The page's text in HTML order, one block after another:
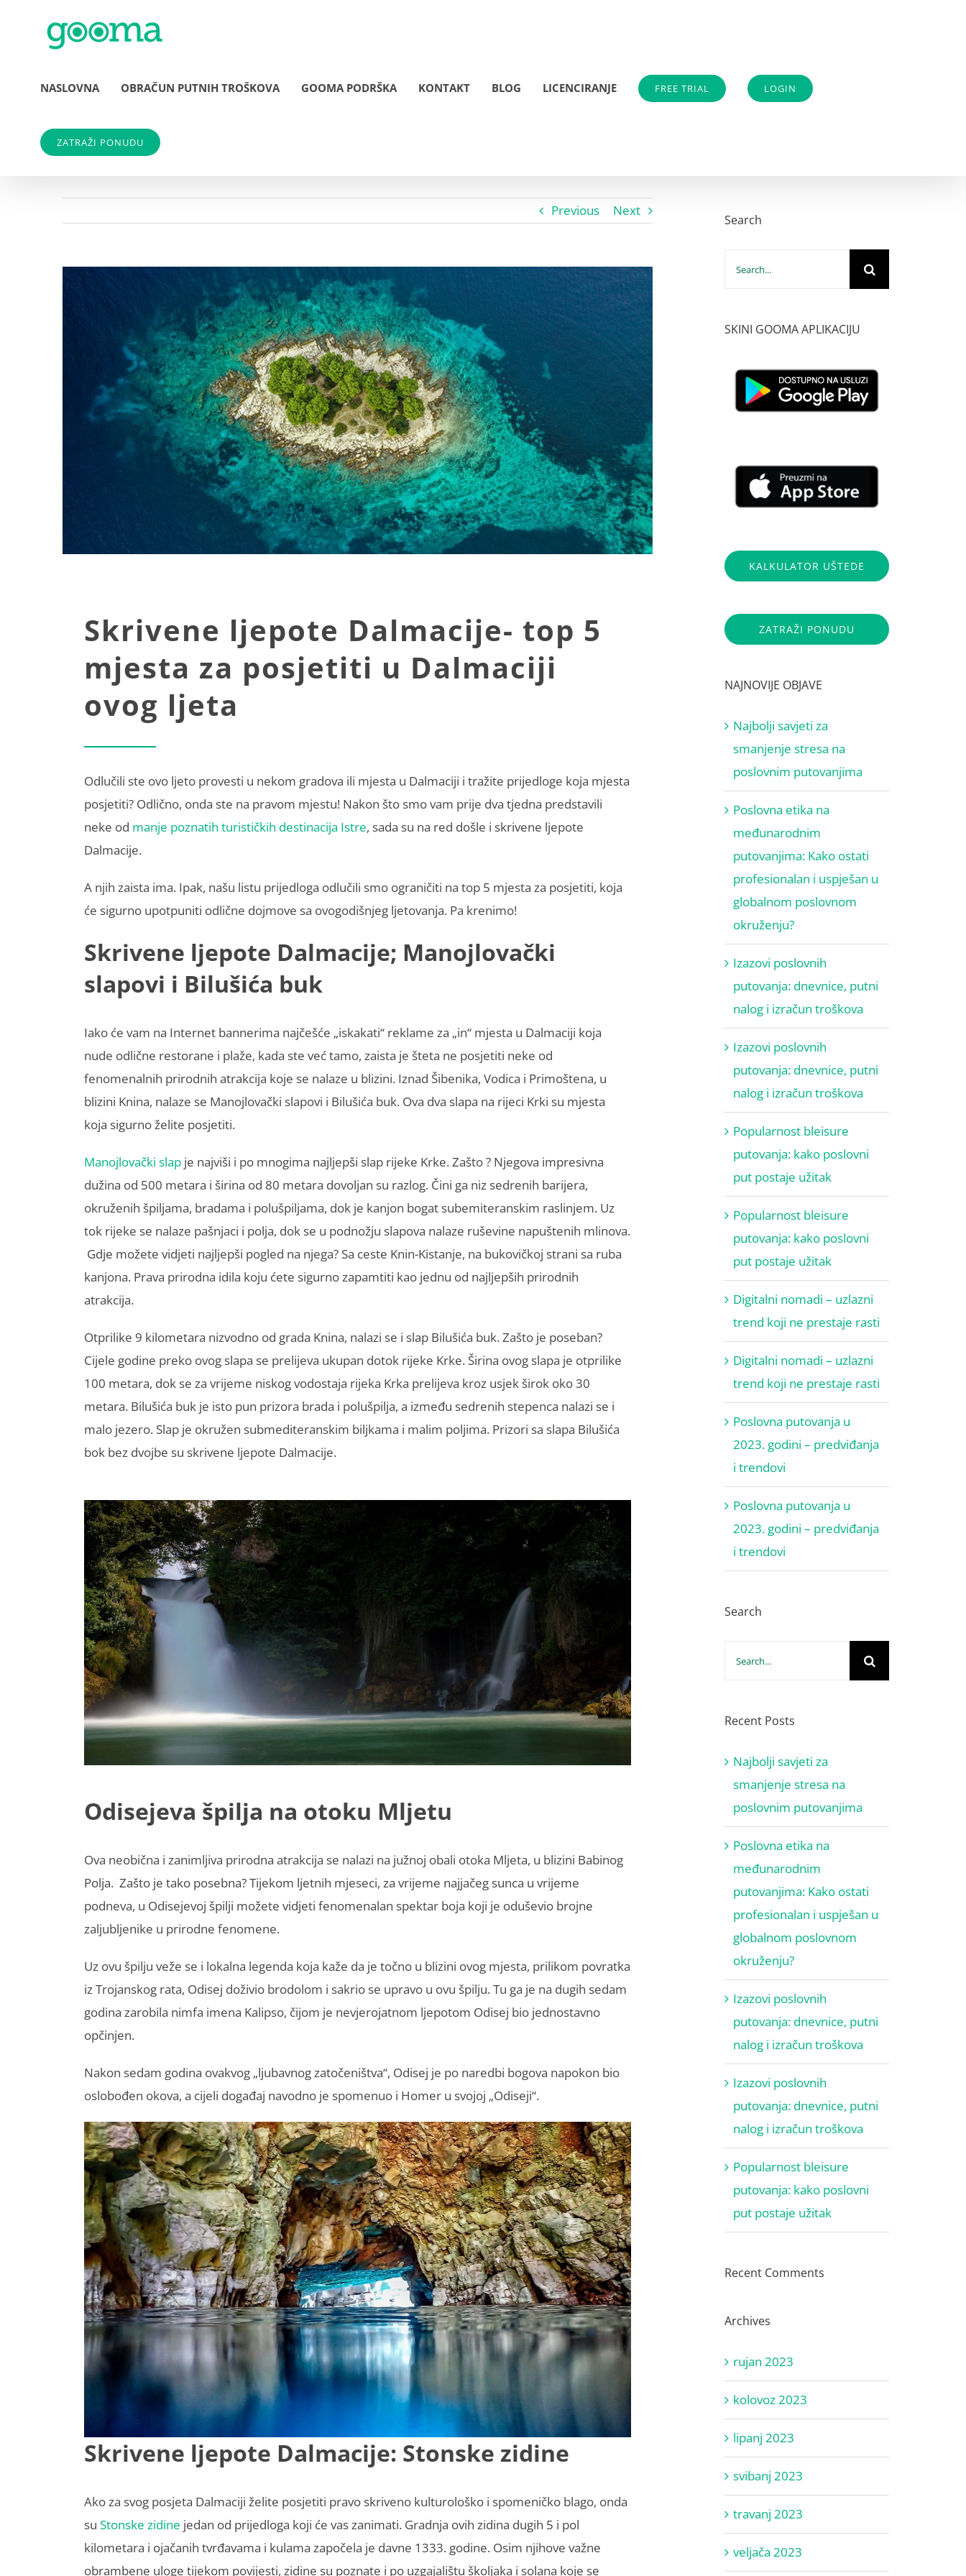
NASLOVNA OBRAČUN PUTNIH TROŠKOVA GOOMA PODRŠKA KONTAKT BLOG LICENCIRANJE FREE TRIAL LOGIN
ZATRAŽI PONUDU
Previous Next
Skrivene ljepote Dalmacije- top 5
mjesta za posjetiti u Dalmaciji
ovog ljeta
Odlučili ste ovo ljeto provesti u nekom gradova ili mjesta u Dalmaciji i tražite prijedloge koja mjesta
posjetiti? Odlično, onda ste na pravom mjestu! Nakon što smo vam prije dva tjedna predstavili
neke od manje poznatih turističkih destinacija Istre, sada su na red došle i skrivene ljepote
Dalmacije.
A njih zaista ima. Ipak, našu listu prijedloga odlučili smo ograničiti na top 5 mjesta za posjetiti, koja
će sigurno upotpuniti odlične dojmove sa ovogodišnjeg ljetovanja. Pa krenimo!
Skrivene ljepote Dalmacije; Manojlovački
slapovi i Bilušića buk
Iako će vam na Internet bannerima najčešće „iskakati“ reklame za „in“ mjesta u Dalmaciji koja
nude odlične restorane i plaže, kada ste već tamo, zaista je šteta ne posjetiti neke od
fenomenalnih prirodnih atrakcija koje se nalaze u blizini. Iznad Šibenika, Vodica i Primoštena, u
blizini Knina, nalaze se Manojlovački slapovi i Bilušića buk. Ova dva slapa na rijeci Krki su mjesta
koja sigurno želite posjetiti.
Manojlovački slap je najviši i po mnogima najljepši slap rijeke Krke. Zašto ? Njegova impresivna
dužina od 500 metara i širina od 80 metara dovoljan su razlog. Čini ga niz sedrenih barijera,
okruženih špiljama, bradama i polušpiljama, dok je kanjon bogat subemiteranskim raslinjem. Uz
tok rijeke se nalaze pašnjaci i polja, dok se u podnožju slapova nalaze ruševine napuštenih mlinova.
Gdje možete vidjeti najljepši pogled na njega? Sa ceste Knin-Kistanje, na bukovičkoj strani sa ruba
kanjona. Prava prirodna idila koju ćete sigurno zapamtiti kao jednu od najljepših prirodnih
atrakcija.
Otprilike 9 kilometara nizvodno od grada Knina, nalazi se i slap Bilušića buk. Zašto je poseban?
Cijele godine preko ovog slapa se prelijeva ukupan dotok rijeke Krke. Širina ovog slapa je otprilike
100 metara, dok se za vrijeme niskog vodostaja rijeka Krka prelijeva kroz usjek širok oko 30
metara. Bilušića buk je isto pun prizora brada i polušpilja, a između sedrenih stepenca nalazi se i
malo jezero. Slap je okružen submediteranskim biljkama i malim poljima. Prizori sa slapa Bilušića
bok bez dvojbe su skrivene ljepote Dalmacije.
Odisejeva špilja na otoku Mljetu
Ova neobična i zanimljiva prirodna atrakcija se nalazi na južnoj obali otoka Mljeta, u blizini Babinog
Polja. Zašto je tako posebna? Tijekom ljetnih mjeseci, za vrijeme najjačeg sunca u vrijeme
podneva, u Odisejevoj špilji možete vidjeti fenomenalan spektar boja koji je oduševio brojne
zaljubljenike u prirodne fenomene.
Uz ovu špilju veže se i lokalna legenda koja kaže da je točno u blizini ovog mjesta, prilikom povratka
iz Trojanskog rata, Odisej doživio brodolom i sakrio se upravo u ovu špilju. Tu ga je na dugih sedam
godina zarobila nimfa imena Kalipso, čijom je nevjerojatnom ljepotom Odisej bio jednostavno
opčinjen.
Nakon sedam godina ovakvog „ljubavnog zatočeništva“, Odisej je po naredbi bogova napokon bio
oslobođen okova, a cijeli događaj navodno je spomenuo i Homer u svojoj „Odiseji“.
Skrivene ljepote Dalmacije: Stonske zidine
Ako za svog posjeta Dalmaciji želite posjetiti pravo skriveno kulturološko i spomeničko blago, onda
su Stonske zidine jedan od prijedloga koji će vas zanimati. Gradnja ovih zidina dugih 5 i pol
kilometara i ojačanih tvrđavama i kulama započela je davne 1333. godine. Osim njihove važne
obrambene uloge tijekom povijesti, zidine su poznate i po uzgajalištu školjaka i solana koje se
Search
SKINI GOOMA APLIKACIJU
KALKULATOR UŠTEDE
ZATRAŽI PONUDU
NAJNOVIJE OBJAVE
Najbolji savjeti za
smanjenje stresa na
poslovnim putovanjima
Poslovna etika na
međunarodnim
putovanjima: Kako ostati
profesionalan i uspješan u
globalnom poslovnom
okruženju?
Izazovi poslovnih
putovanja: dnevnice, putni
nalog i izračun troškova
Izazovi poslovnih
putovanja: dnevnice, putni
nalog i izračun troškova
Popularnost bleisure
putovanja: kako poslovni
put postaje užitak
Popularnost bleisure
putovanja: kako poslovni
put postaje užitak
Digitalni nomadi – uzlazni
trend koji ne prestaje rasti
Digitalni nomadi – uzlazni
trend koji ne prestaje rasti
Poslovna putovanja u
2023. godini – predviđanja
i trendovi
Poslovna putovanja u
2023. godini – predviđanja
i trendovi
Search
Recent Posts
Najbolji savjeti za
smanjenje stresa na
poslovnim putovanjima
Poslovna etika na
međunarodnim
putovanjima: Kako ostati
profesionalan i uspješan u
globalnom poslovnom
okruženju?
Izazovi poslovnih
putovanja: dnevnice, putni
nalog i izračun troškova
Izazovi poslovnih
putovanja: dnevnice, putni
nalog i izračun troškova
Popularnost bleisure
putovanja: kako poslovni
put postaje užitak
Recent Comments
Archives
rujan 2023
kolovoz 2023
lipanj 2023
svibanj 2023
travanj 2023
veljača 2023